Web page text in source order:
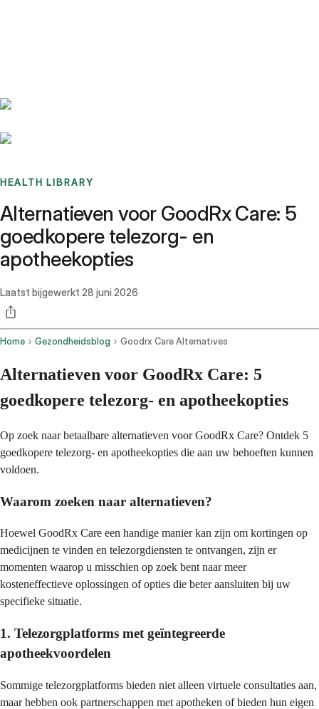
HEALTH LIBRARY
Alternatieven voor GoodRx Care: 5
goedkopere telezorg- en
apotheekopties
Laatst bijgewerkt 28 juni 2026
Home Gezondheidsblog Goodrx Care Alternatives
Alternatieven voor GoodRx Care: 5
goedkopere telezorg- en apotheekopties
Op zoek naar betaalbare alternatieven voor GoodRx Care? Ontdek 5
goedkopere telezorg- en apotheekopties die aan uw behoeften kunnen
voldoen.
Waarom zoeken naar alternatieven?
Hoewel GoodRx Care een handige manier kan zijn om kortingen op
medicijnen te vinden en telezorgdiensten te ontvangen, zijn er
momenten waarop u misschien op zoek bent naar meer
kosteneffectieve oplossingen of opties die beter aansluiten bij uw
specifieke situatie.
1. Telezorgplatforms met geïntegreerde
apotheekvoordelen
Sommige telezorgplatforms bieden niet alleen virtuele consultaties aan,
maar hebben ook partnerschappen met apotheken of bieden hun eigen